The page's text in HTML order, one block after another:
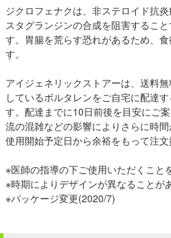
ジクロフェナクは、非ステロイド抗
スタグランジンの合成を阻害するこ
す。胃腸を荒らす恐れがあるため、
す。
アイジェネリックストアーは、送料
しているボルタレンをご自宅に配達
す。配達までに10日前後を目安にご
流の混雑などの影響によりさらに時
使用開始予定日から余裕をもって注文
※医師の指導の下ご使用いただくこと
※時期によりデザインが異なることが
※パッケージ変更(2020/7)